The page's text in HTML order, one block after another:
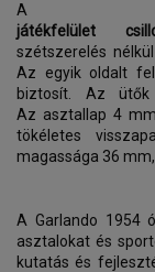
A
játékfelület
szétszerelés
Az egyik oldalt
biztosít. Az ütők
Az asztallap 4
tökéletes
magassága 36
A Garlando 1954
asztalokat és
kutatás és